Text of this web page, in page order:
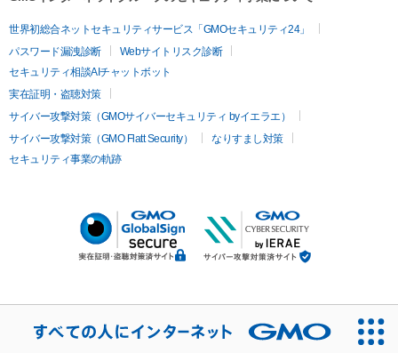
世界初総合ネットセキュリティサービス「GMOセキュリティ24」
パスワード漏洩診断
Webサイトリスク診断
セキュリティ相談AIチャットボット
実在証明・盗聴対策
サイバー攻撃対策（GMOサイバーセキュリティ byイエラエ）
サイバー攻撃対策（GMO Flatt Security）
なりすまし対策
セキュリティ事業の軌跡